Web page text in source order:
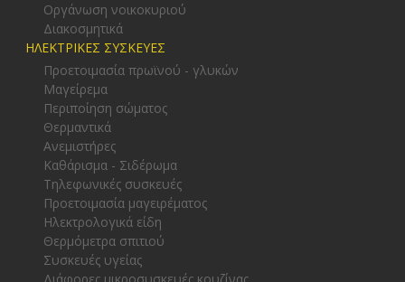
Οργάνωση νοικοκυριού
Διακοσμητικά
ΗΛΕΚΤΡΙΚΕΣ ΣΥΣΚΕΥΕΣ
Προετοιμασία πρωϊνού - γλυκών
Μαγείρεμα
Περιποίηση σώματος
Θερμαντικά
Ανεμιστήρες
Καθάρισμα - Σιδέρωμα
Τηλεφωνικές συσκευές
Προετοιμασία μαγειρέματος
Ηλεκτρολογικά είδη
Θερμόμετρα σπιτιού
Συσκευές υγείας